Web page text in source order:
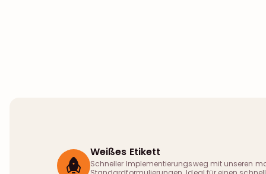
Weißes Etikett
Schneller Implementierungsweg mit unseren